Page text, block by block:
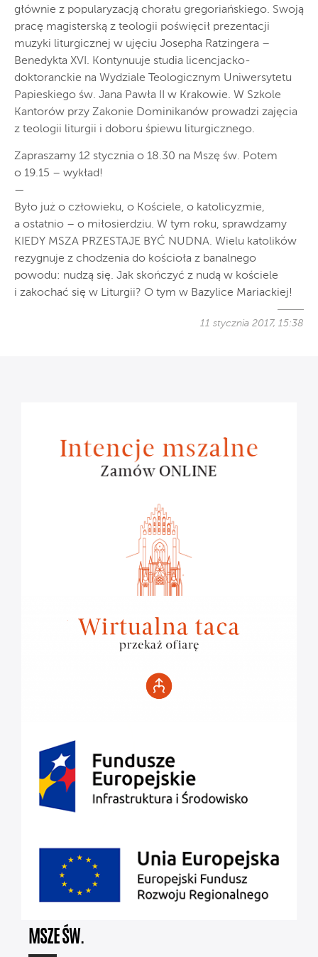
głównie z popularyzacją chorału gregoriańskiego. Swoją
pracę magisterską z teologii poświęcił prezentacji
muzyki liturgicznej w ujęciu Josepha Ratzingera –
Benedykta XVI. Kontynuuje studia licencjacko-
doktoranckie na Wydziale Teologicznym Uniwersytetu
Papieskiego św. Jana Pawła II w Krakowie. W Szkole
Kantorów przy Zakonie Dominikanów prowadzi zajęcia
z teologii liturgii i doboru śpiewu liturgicznego.
Zapraszamy 12 stycznia o 18.30 na Mszę św. Potem
o 19.15 – wykład!
—
Było już o człowieku, o Kościele, o katolicyzmie,
a ostatnio – o miłosierdziu. W tym roku, sprawdzamy
KIEDY MSZA PRZESTAJE BYĆ NUDNA. Wielu katolików
rezygnuje z chodzenia do kościoła z banalnego
powodu: nudzą się. Jak skończyć z nudą w kościele
i zakochać się w Liturgii? O tym w Bazylice Mariackiej!
11 stycznia 2017, 15:38
MSZE ŚW.